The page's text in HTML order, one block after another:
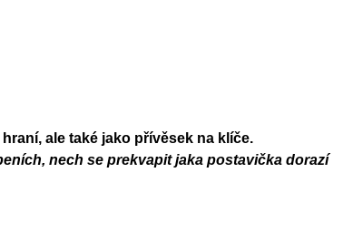
ale také jako přívěsek na klíče.
nech se prekvapit jaka postavička dorazí